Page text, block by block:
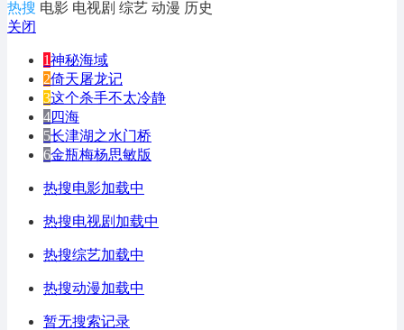
热搜 电影 电视剧 综艺 动漫 历史
关闭
1神秘海域
2倚天屠龙记
3这个杀手不太冷静
4四海
5长津湖之水门桥
6金瓶梅杨思敏版
热搜电影加载中
热搜电视剧加载中
热搜综艺加载中
热搜动漫加载中
暂无搜索记录